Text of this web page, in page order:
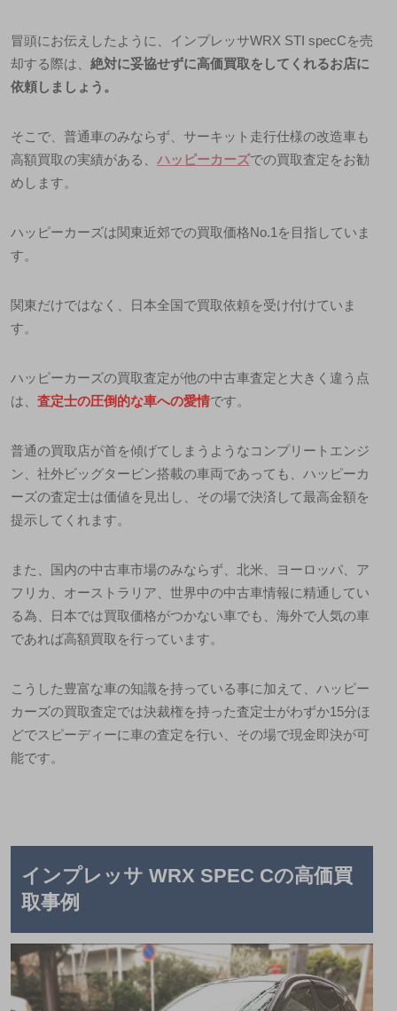
冒頭にお伝えしたように、インプレッサWRX STI specCを売
却する際は、 絶対に妥協せずに高価買取をしてくれるお店に
依頼しましょう。
そこで、普通車のみならず、サーキット走行仕様の改造車も
高額買取の実績がある、 ハッピーカーズでの買取査定をお勧
めします。
ハッピーカーズは関東近郊での買取価格No.1 を目指していま
す。
関東だけではなく、日本全国で買取依頼を受け付けていま
す。
ハッピーカーズの買取査定が他の中古車査定と大きく違う点
は、 査定士の圧倒的な車への愛情です。
普通の買取店が首を傾げてしまうようなコンプリートエンジ
ン、社外ビッグタービン搭載の車両であっても、 ハッピーカ
ーズの査定士は価値を見出し、その場で決済して最高金額を
提示してくれます。
また、国内の中古車市場のみならず、北米、ヨーロッパ、ア
フリカ、オーストラリア、世界中の中古車情報に精通してい
る為、日本では買取価格がつかない車でも、海外で人気の車
であれば高額買取を行っています。
こうした豊富な車の知識を持っている事に加えて、ハッピー
カーズの買取査定では決裁権を持った査定士がわずか15分ほ
どでスピーディーに車の査定を行い、その場で現金即決が可
能です。
インプレッサ WRX SPEC Cの高価買
取事例